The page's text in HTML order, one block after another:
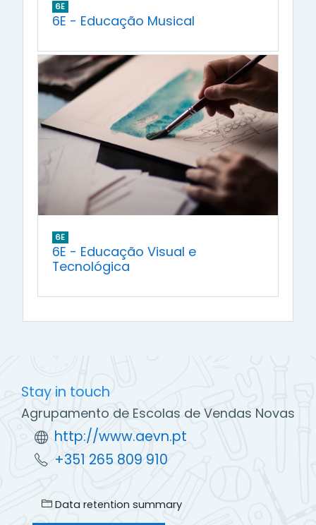
6E
6E - Educação Musical
6E
6E - Educação Visual e
Tecnológica
Stay in touch
Agrupamento de Escolas de Vendas Novas
http://www.aevn.pt
+351 265 809 910
Data retention summary